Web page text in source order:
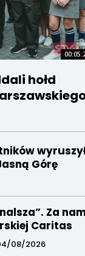
hołd
Górę
Za
Caritas
08/2026